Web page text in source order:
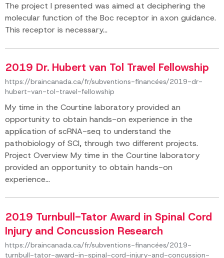
The project I presented was aimed at deciphering the
molecular function of the Boc receptor in axon guidance.
This receptor is necessary...
2019 Dr. Hubert van Tol Travel Fellowship
https://braincanada.ca/fr/subventions-financées/2019-dr-
hubert-van-tol-travel-fellowship
My time in the Courtine laboratory provided an
opportunity to obtain hands-on experience in the
application of scRNA-seq to understand the
pathobiology of SCI, through two different projects.
Project Overview My time in the Courtine laboratory
provided an opportunity to obtain hands-on
experience...
2019 Turnbull-Tator Award in Spinal Cord
Injury and Concussion Research
https://braincanada.ca/fr/subventions-financées/2019-
turnbull-tator-award-in-spinal-cord-injury-and-concussion-